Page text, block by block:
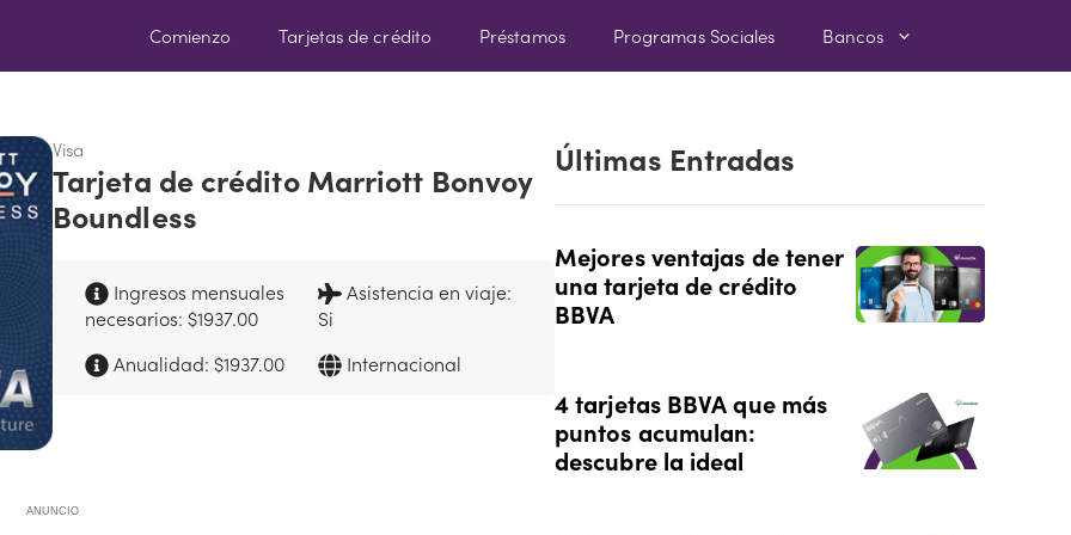
Comienzo Tarjetas de crédito Préstamos Programas Sociales Bancos
Visa
Tarjeta de crédito Marriott Bonvoy
Boundless
Ingresos mensuales
necesarios: $1937.00
Asistencia en viaje:
Si
Anualidad: $1937.00
Internacional
ANUNCIO
Últimas Entradas
Mejores ventajas de tener
una tarjeta de crédito
BBVA
4 tarjetas BBVA que más
puntos acumulan:
descubre la ideal